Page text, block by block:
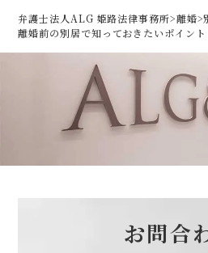
弁護士法人ALG 姫路法律事務所>離婚>
離婚前の別居で知っておきたいポイント
お問合